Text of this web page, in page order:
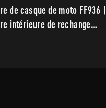
de casque de moto FF936 |
intérieure de rechange